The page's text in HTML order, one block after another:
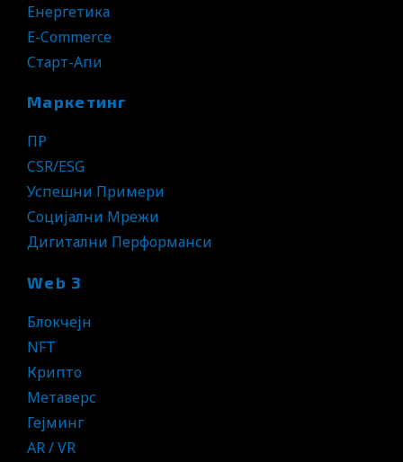
Енергетика
E-Commerce
Старт-Апи
Маркетинг
ПР
CSR/ESG
Успешни Примери
Социјални Мрежи
Дигитални Перформанси
Web 3
Блокчејн
NFT
Крипто
Метаверс
Гејминг
AR / VR